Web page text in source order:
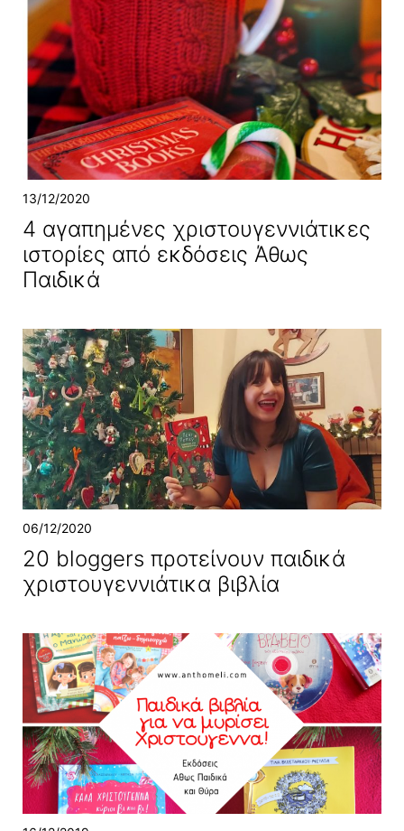
13/12/2020
4 αγαπημένες χριστουγεννιάτικες
ιστορίες από εκδόσεις Άθως
Παιδικά
06/12/2020
20 bloggers προτείνουν παιδικά
χριστουγεννιάτικα βιβλία